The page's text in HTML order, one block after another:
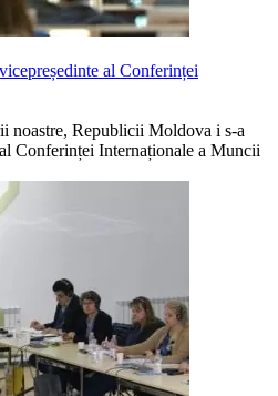
al Conferinței
noastre, Republicii Moldova i s-a
Conferinței Internaționale a Muncii